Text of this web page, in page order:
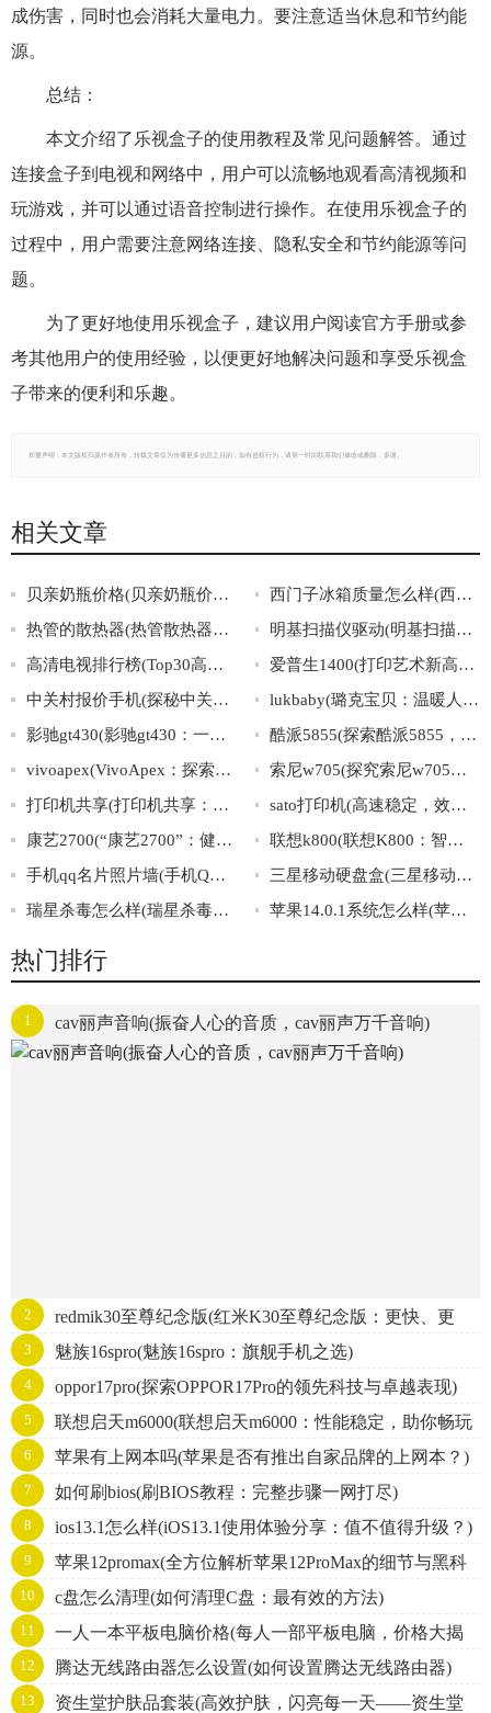
成伤害，同时也会消耗大量电力。要注意适当休息和节约能
源。
总结：
本文介绍了乐视盒子的使用教程及常见问题解答。通过
连接盒子到电视和网络中，用户可以流畅地观看高清视频和
玩游戏，并可以通过语音控制进行操作。在使用乐视盒子的
过程中，用户需要注意网络连接、隐私安全和节约能源等问
题。
为了更好地使用乐视盒子，建议用户阅读官方手册或参
考其他用户的使用经验，以便更好地解决问题和享受乐视盒
子带来的便利和乐趣。
郑重声明：本文版权归原作者所有，转载文章仅为传播更多信息之目的，如有侵权行为，请第一时间联系我们修改或删除，多谢。
相关文章
贝亲奶瓶价格(贝亲奶瓶价格大全，选购贴士及推荐)
西门子冰箱质量怎么样(西门子冰箱怎么样？质量评测报告揭晓！)
热管的散热器(热管散热器：高效散热材料的领跑者。)
明基扫描仪驱动(明基扫描仪驱动下载及安装攻略)
高清电视排行榜(Top30高清电视品牌排行榜)
爱普生1400(打印艺术新高度，揭秘爱普生1400的卓越表现！)
中关村报价手机(探秘中关村手机报价，了解最新手机价格信息)
lukbaby(璐克宝贝：温暖人心的亲子陪伴平台)
影驰gt430(影驰gt430：一款性价比高的显卡选择)
酷派5855(探索酷派5855，领略智能科技的魅力)
vivoapex(VivoApex：探索全面屏的极致之旅)
索尼w705(探究索尼w705的性能和特点)
打印机共享(打印机共享：让办公更高效)
sato打印机(高速稳定，效率出众：Sato打印机解决您的全套打印需求)
康艺2700(“康艺2700”：健康与艺术的结合)
联想k800(联想K800：智能手机中的黑马)
手机qq名片照片墙(手机QQ头像墙：秀出你的个性照片)
三星移动硬盘盒(三星移动硬盘盒——高速便携，轻松存储！)
瑞星杀毒怎么样(瑞星杀毒软件的评价及使用体验分享)
苹果14.0.1系统怎么样(苹果14.0.1系统表现如何？)
热门排行
1 cav丽声音响(振奋人心的音质，cav丽声万千音响)
2
redmik30至尊纪念版(红米K30至尊纪念版：更快、更
强，打造极致使用体验！)
3 魅族16spro(魅族16spro：旗舰手机之选)
4 oppor17pro(探索OPPOR17Pro的领先科技与卓越表现)
5
联想启天m6000(联想启天m6000：性能稳定，助你畅玩
多媒体)
6 苹果有上网本吗(苹果是否有推出自家品牌的上网本？)
7 如何刷bios(刷BIOS教程：完整步骤一网打尽)
8 ios13.1怎么样(iOS13.1使用体验分享：值不值得升级？)
9
苹果12promax(全方位解析苹果12ProMax的细节与黑科
技)
10 c盘怎么清理(如何清理C盘：最有效的方法)
11
一人一本平板电脑价格(每人一部平板电脑，价格大揭
秘)
12 腾达无线路由器怎么设置(如何设置腾达无线路由器)
13
资生堂护肤品套装(高效护肤，闪亮每一天——资生堂